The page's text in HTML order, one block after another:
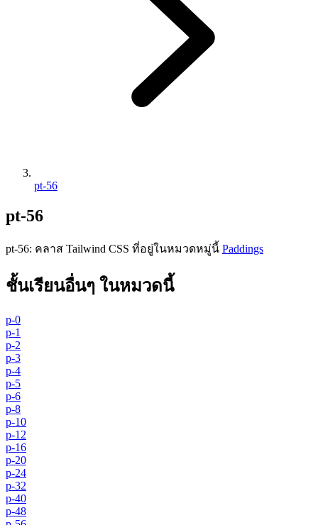
pt-56
pt-56
pt-56: คลาส Tailwind CSS ที่อยู่ในหมวดหมู่นี้ Paddings
ชั้นเรียนอื่นๆ ในหมวดนี้
p-0
p-1
p-2
p-3
p-4
p-5
p-6
p-8
p-10
p-12
p-16
p-20
p-24
p-32
p-40
p-48